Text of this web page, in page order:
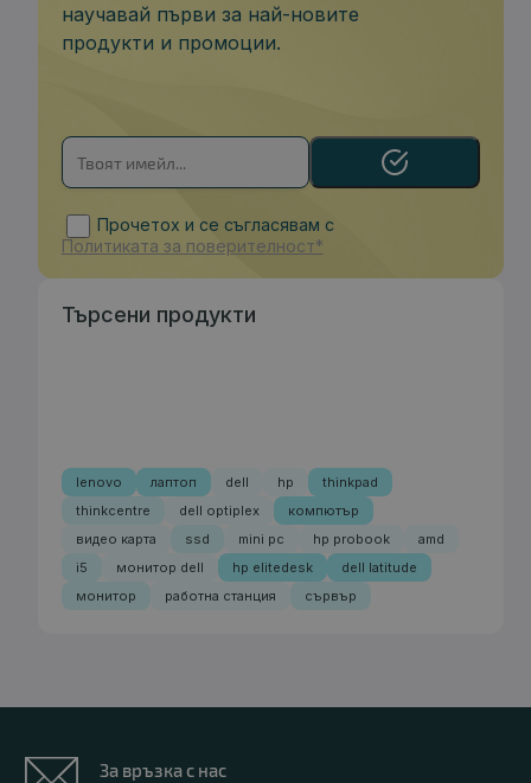
научавай първи за най-новите
продукти и промоции.
Прочетох и се съгласявам с
Политиката за поверителност*
Търсени продукти
lenovo лаптоп dell hp
thinkpad
thinkcentre
dell optiplex
компютър
видео карта
ssd mini pc hp probook
amd
i5
монитор dell hp elitedesk
dell latitude
монитор
работна станция сървър
За връзка с нас